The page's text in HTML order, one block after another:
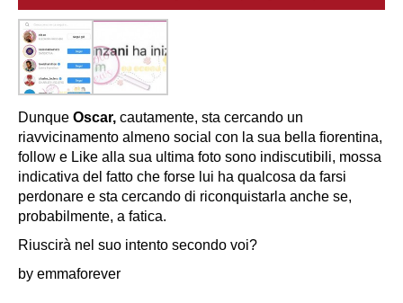
Dunque Oscar, cautamente, sta cercando un
riavvicinamento almeno social con la sua bella fiorentina,
follow e Like alla sua ultima foto sono indiscutibili, mossa
indicativa del fatto che forse lui ha qualcosa da farsi
perdonare e sta cercando di riconquistarla anche se,
probabilmente, a fatica.
Riuscirà nel suo intento secondo voi?
by emmaforever